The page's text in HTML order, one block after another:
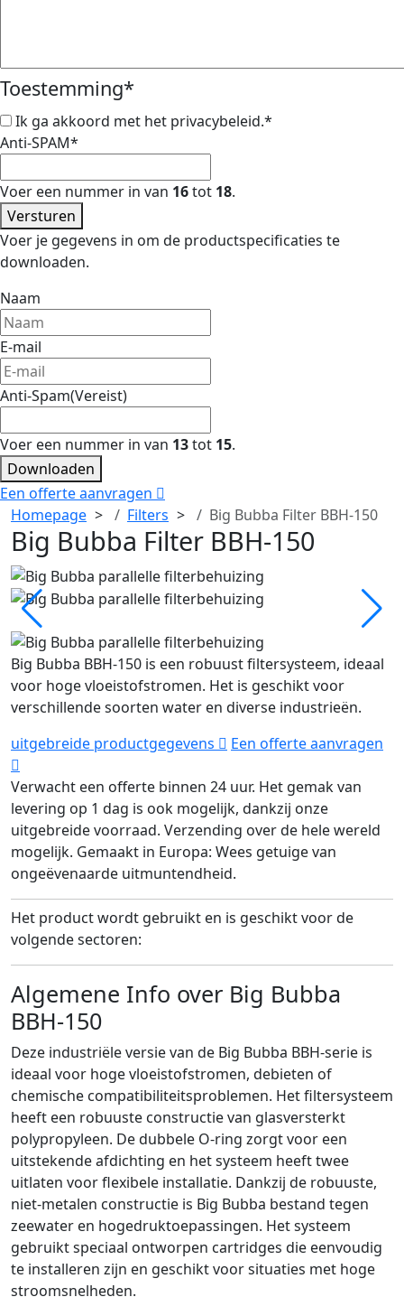
Toestemming*
Ik ga akkoord met het privacybeleid.*
Anti-SPAM*
Voer een nummer in van 16tot 18.
Versturen
Voer je gegevens in om de productspecificaties te
downloaden.
Naam
E-mail
Anti-Spam(Vereist)
Voer een nummer in van 13tot 15.
Downloaden
Een offerte aanvragen
Homepage
Filters Big Bubba Filter BBH-150
Big Bubba Filter BBH-150
Big Bubba BBH-150 is een robuust filtersysteem, ideaal
voor hoge vloeistofstromen. Het is geschikt voor
verschillende soorten water en diverse industrieën.
uitgebreide productgegevens
Een offerte aanvragen
Verwacht een offerte binnen 24 uur. Het gemak van
levering op 1 dag is ook mogelijk, dankzij onze
uitgebreide voorraad. Verzending over de hele wereld
mogelijk. Gemaakt in Europa: Wees getuige van
ongeëvenaarde uitmuntendheid.
Het product wordt gebruikt en is geschikt voor de
volgende sectoren:
Algemene Info over Big Bubba
BBH-150
Deze industriële versie van de Big Bubba BBH-serie is
ideaal voor hoge vloeistofstromen, debieten of
chemische compatibiliteitsproblemen. Het filtersysteem
heeft een robuuste constructie van glasversterkt
polypropyleen. De dubbele O-ring zorgt voor een
uitstekende afdichting en het systeem heeft twee
uitlaten voor flexibele installatie. Dankzij de robuuste,
niet-metalen constructie is Big Bubba bestand tegen
zeewater en hogedruktoepassingen. Het systeem
gebruikt speciaal ontworpen cartridges die eenvoudig
te installeren zijn en geschikt voor situaties met hoge
stroomsnelheden.